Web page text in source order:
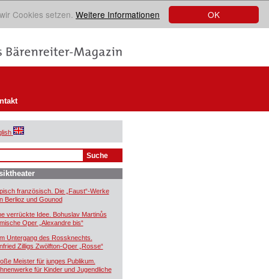
OK
Cookies setzen. Weitere Informationen
französisch. Die „Faust“-Werke
Berlioz und Gounod
verrückte Idee. Bohuslav Martinůs
Oper „Alexandre bis“
Untergang des Rossknechts.
Zilligs Zwölfton-Oper „Rosse“
Meister für junges Publikum.
für Kinder und Jugendliche